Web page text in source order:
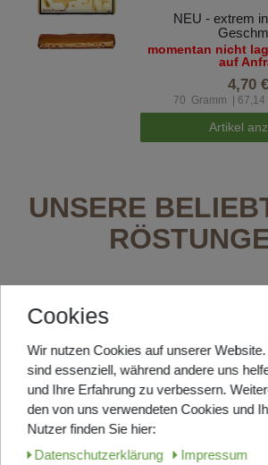
NEU - extrem
momentan nicht
auf
4,70
70 Gramm | 67,14
Artikel
UNSERE
Top-Artikel
Bohnen
Eine
LAGERND, in
Cookies
Wir nutzen Cookies auf unserer
sind essenziell, während andere uns
und Ihre Erfahrung zu verbessern.
den von uns verwendeten Cookies und
Nutzer finden Sie hier:
Daten­schutz­erklärung
Impressum